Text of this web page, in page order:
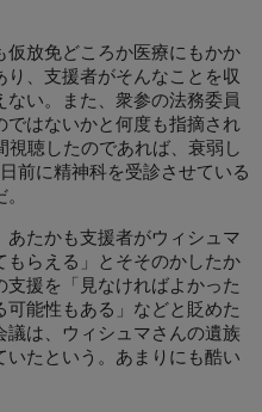
放免どころか医療にもかか
、支援者がそんなことを収
い。また、衆参の法務委員
はないかと何度も指摘され
視聴したのであれば、衰弱し
前に精神科を受診させている
たかも支援者がウィシュマ
もらえる」とそそのかしたか
援を「見なければよかった
能性もある」などと貶めた
は、ウィシュマさんの遺族
いたという。あまりにも酷い